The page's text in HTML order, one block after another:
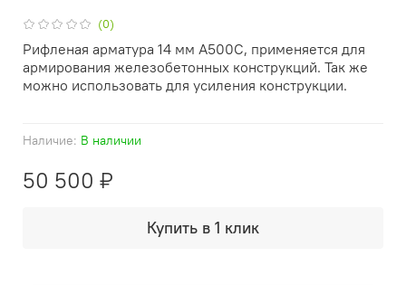
(0)
Наличие: В наличии
50 500 ₽
Купить в 1 клик
Рифленая арматура 14 мм А500С, применяется для
армирования железобетонных конструкций. Так же
можно использовать для усиления конструкции.